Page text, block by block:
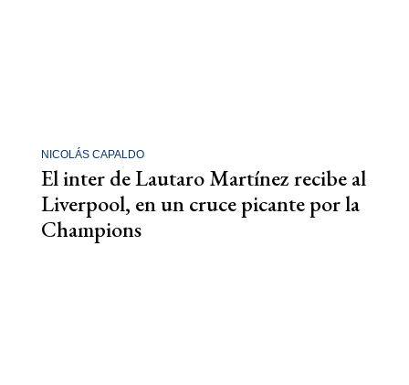
NICOLÁS CAPALDO
El inter de Lautaro Martínez recibe al
Liverpool, en un cruce picante por la
Champions